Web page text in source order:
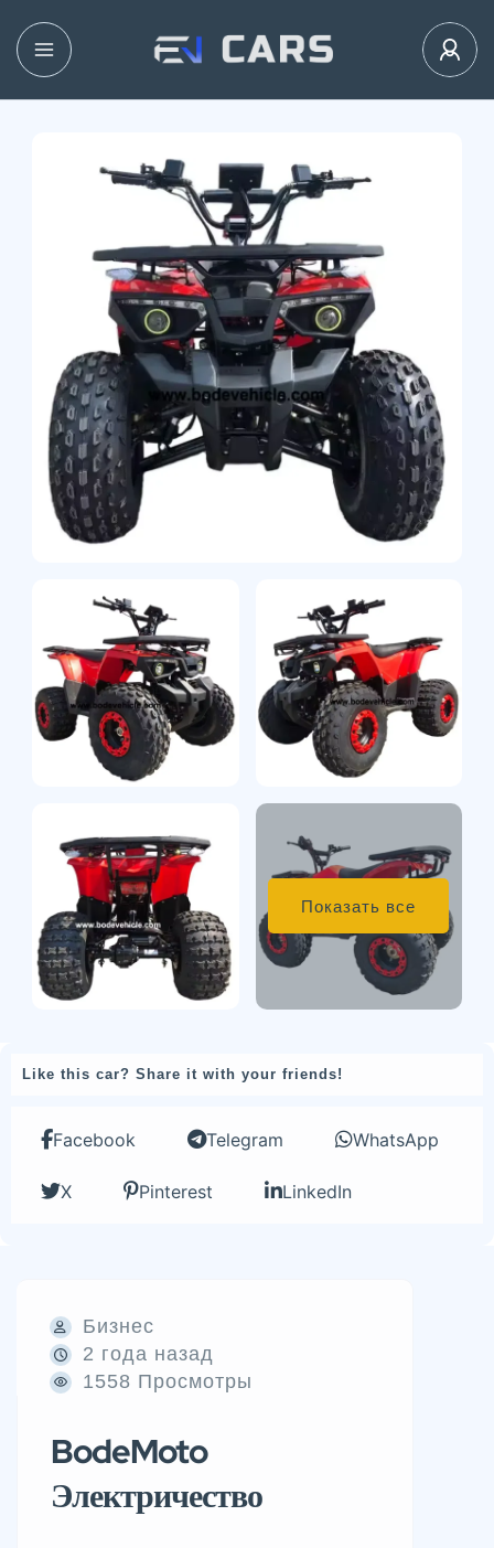
Показать все
Like this car? Share it with your friends!
Facebook Telegram WhatsApp
X Pinterest LinkedIn
Бизнес
2 года назад
1558 Просмотры
BodeMoto
Электричество